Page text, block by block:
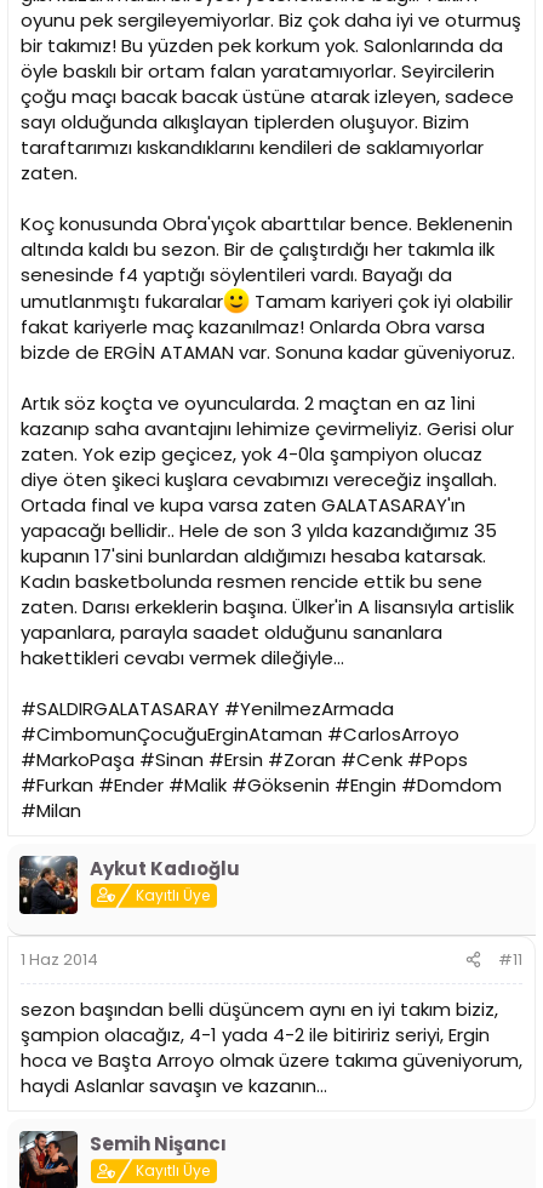
oyunu pek sergileyemiyorlar. Biz çok daha iyi ve oturmuş
bir takımız! Bu yüzden pek korkum yok. Salonlarında da
öyle baskılı bir ortam falan yaratamıyorlar. Seyircilerin
çoğu maçı bacak bacak üstüne atarak izleyen, sadece
sayı olduğunda alkışlayan tiplerden oluşuyor. Bizim
taraftarımızı kıskandıklarını kendileri de saklamıyorlar
zaten.
Koç konusunda Obra'yıçok abarttılar bence. Beklenenin
altında kaldı bu sezon. Bir de çalıştırdığı her takımla ilk
senesinde f4 yaptığı söylentileri vardı. Bayağı da
umutlanmıştı fukaralar
Tamam kariyeri çok iyi olabilir
fakat kariyerle maç kazanılmaz! Onlarda Obra varsa
bizde de ERGİN ATAMAN var. Sonuna kadar güveniyoruz.
Artık söz koçta ve oyuncularda. 2 maçtan en az 1ini
kazanıp saha avantajını lehimize çevirmeliyiz. Gerisi olur
zaten. Yok ezip geçicez, yok 4-0la şampiyon olucaz
diye öten şikeci kuşlara cevabımızı vereceğiz inşallah.
Ortada final ve kupa varsa zaten GALATASARAY'ın
yapacağı bellidir.. Hele de son 3 yılda kazandığımız 35
kupanın 17'sini bunlardan aldığımızı hesaba katarsak.
Kadın basketbolunda resmen rencide ettik bu sene
zaten. Darısı erkeklerin başına. Ülker'in A lisansıyla artislik
yapanlara, parayla saadet olduğunu sananlara
hakettikleri cevabı vermek dileğiyle...
#SALDIRGALATASARAY #YenilmezArmada
#CimbomunÇocuğuErginAtaman #CarlosArroyo
#MarkoPaşa #Sinan #Ersin #Zoran #Cenk #Pops
#Furkan #Ender #Malik #Göksenin #Engin #Domdom
#Milan
Aykut Kadıoğlu
Kayıtlı Üye
1 Haz 2014 #11
sezon başından belli düşüncem aynı en iyi takım biziz,
şampion olacağız, 4-1 yada 4-2 ile bitiririz seriyi, Ergin
hoca ve Başta Arroyo olmak üzere takıma güveniyorum,
haydi Aslanlar savaşın ve kazanın...
Semih Nişancı
Kayıtlı Üye